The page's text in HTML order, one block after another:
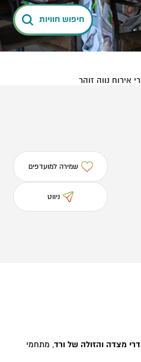
חיפוש חוויות
אירוח נווה זוהר
שמירה למועדפים
ניווט
מצדה והזולה של ורד, מתחמי